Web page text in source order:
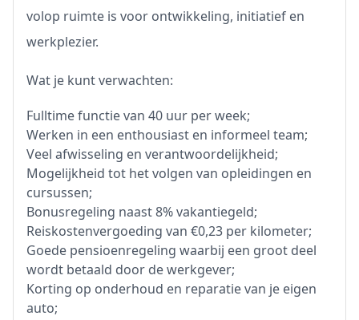
volop ruimte is voor ontwikkeling, initiatief en
werkplezier.
Wat je kunt verwachten:
Fulltime functie van 40 uur per week;
Werken in een enthousiast en informeel team;
Veel afwisseling en verantwoordelijkheid;
Mogelijkheid tot het volgen van opleidingen en
cursussen;
Bonusregeling naast 8% vakantiegeld;
Reiskostenvergoeding van €0,23 per kilometer;
Goede pensioenregeling waarbij een groot deel
wordt betaald door de werkgever;
Korting op onderhoud en reparatie van je eigen
auto;